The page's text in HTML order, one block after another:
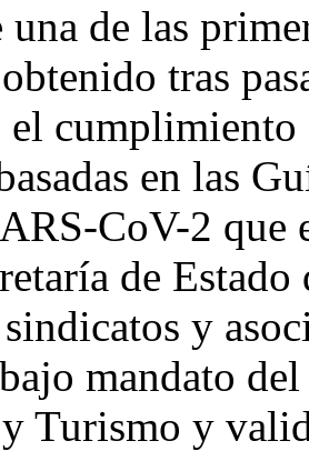
una de las
tras
el
en las
CoV-2
de
y
mandato
Turismo y